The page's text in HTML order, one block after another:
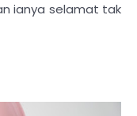
ianya selamat tak